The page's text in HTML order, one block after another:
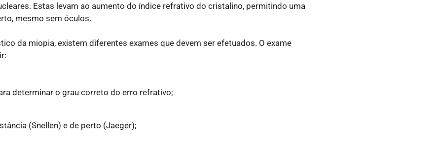
Estas levam ao aumento do índice refrativo do cristalino, permitindo uma
mesmo sem óculos.
da miopia, existem diferentes exames que devem ser efetuados. O exame
determinar o grau correto do erro refrativo;
(Snellen) e de perto (Jaeger);
secos...